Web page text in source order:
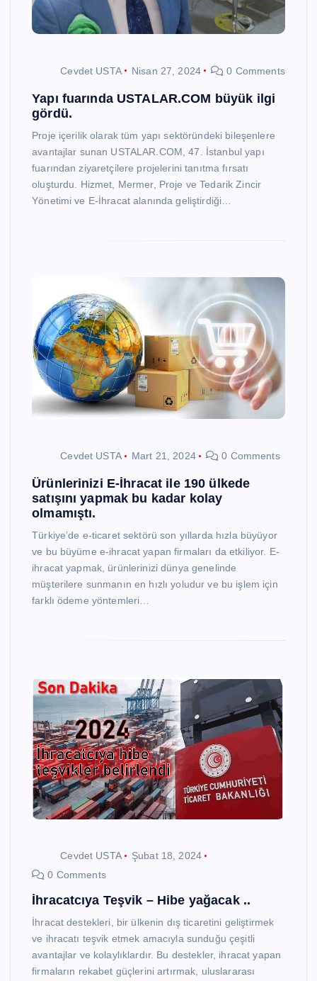
Cevdet USTA Nisan 27, 2024 0 Comments
Yapı fuarında USTALAR.COM büyük ilgi
gördü.
Proje içerilik olarak tüm yapı sektöründeki bileşenlere
avantajlar sunan USTALAR.COM, 47. İstanbul yapı
fuarından ziyaretçilere projelerini tanıtma fırsatı
oluşturdu. Hizmet, Mermer, Proje ve Tedarik Zincir
Yönetimi ve E-İhracat alanında geliştirdiği…
Cevdet USTA Mart 21, 2024 0 Comments
Ürünlerinizi E-İhracat ile 190 ülkede
satışını yapmak bu kadar kolay
olmamıştı.
Türkiye’de e-ticaret sektörü son yıllarda hızla büyüyor
ve bu büyüme e-ihracat yapan firmaları da etkiliyor. E-
ihracat yapmak, ürünlerinizi dünya genelinde
müşterilere sunmanın en hızlı yoludur ve bu işlem için
farklı ödeme yöntemleri…
Cevdet USTA
Şubat 18, 2024
0 Comments
İhracatcıya Teşvik – Hibe yağacak ..
İhracat destekleri, bir ülkenin dış ticaretini geliştirmek
ve ihracatı teşvik etmek amacıyla sunduğu çeşitli
avantajlar ve kolaylıklardır. Bu destekler, ihracat yapan
firmaların rekabet güçlerini artırmak, uluslararası